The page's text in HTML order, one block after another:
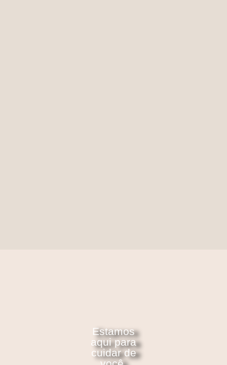
Estamos
aqui para
cuidar de